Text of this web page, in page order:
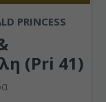
PRINCESS
(Pri 41)